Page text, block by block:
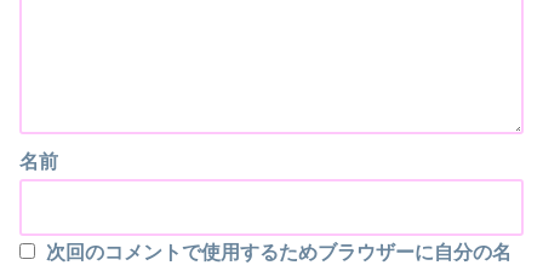
名前
次回のコメントで使用するためブラウザーに自分の名